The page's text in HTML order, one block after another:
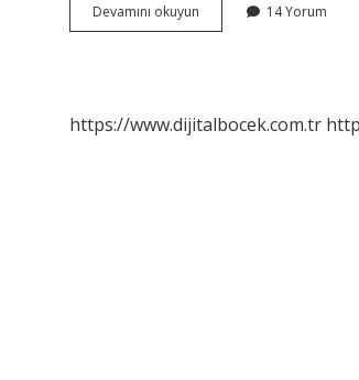
Devamını okuyun Ölçmede
Duyarlılık
14 Yorum
https://www.dijitalbocek.com.tr